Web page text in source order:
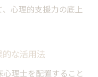
心理的支援力の底上
な活用法
理士を配置すること